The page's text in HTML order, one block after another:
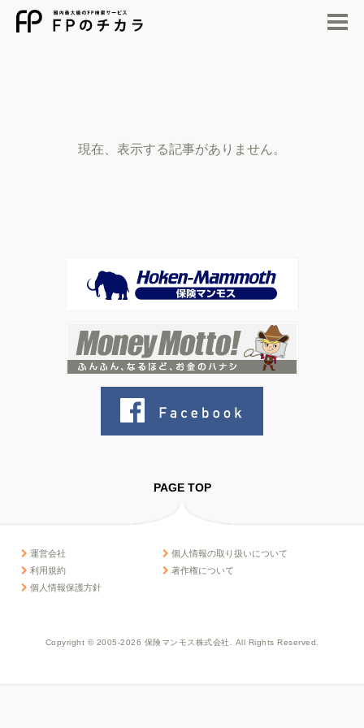
現在、表示する記事がありません。
PAGE TOP
運営会社
利用規約
個人情報保護方針
個人情報の取り扱いについて
著作権について
Copyright © 2005-2026 保険マンモス株式会社. All Rights Reserved.